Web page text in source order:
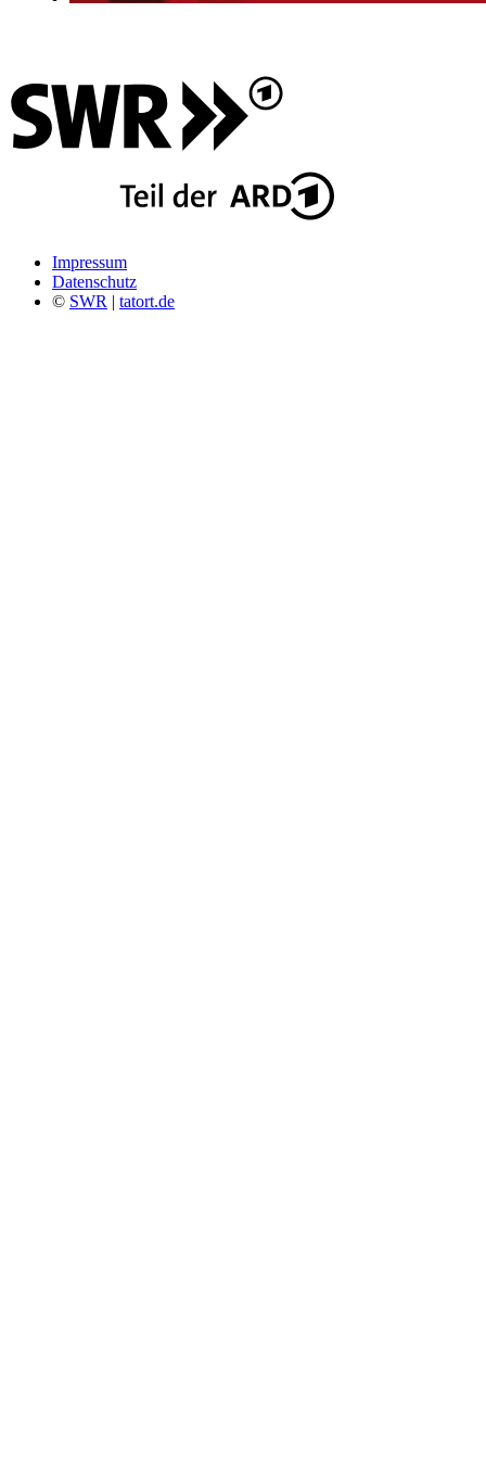
Impressum
Datenschutz
© SWR | tatort.de